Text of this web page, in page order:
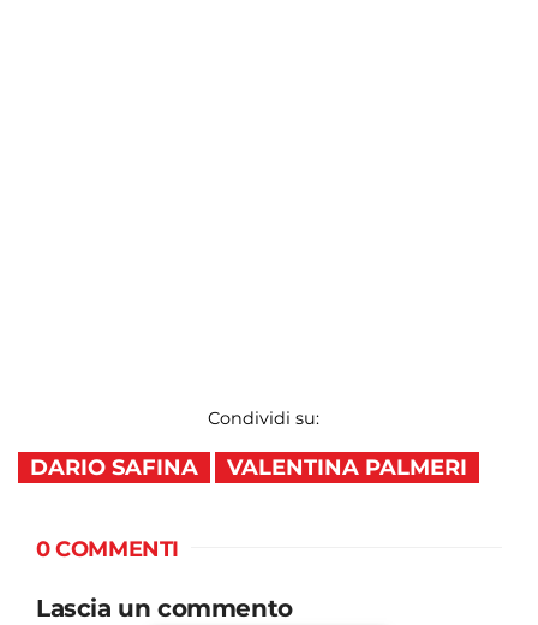
Condividi su:
DARIO SAFINA VALENTINA PALMERI
0 COMMENTI
Lascia un commento